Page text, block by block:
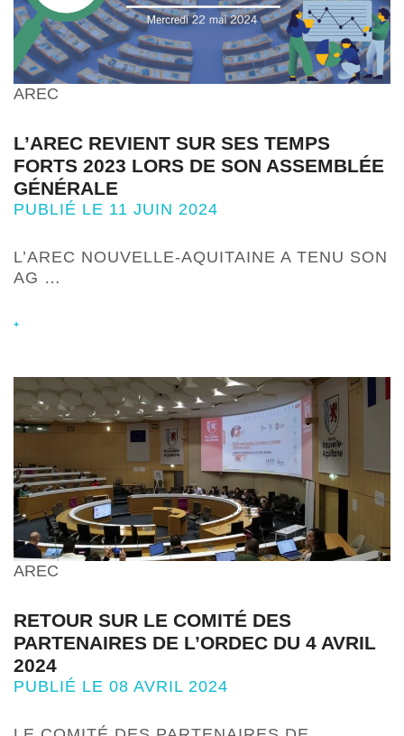
AREC
L’AREC REVIENT SUR SES TEMPS
FORTS 2023 LORS DE SON ASSEMBLÉE
GÉNÉRALE
PUBLIÉ LE 11 JUIN 2024
L’AREC NOUVELLE-AQUITAINE A TENU SON
AG …
+
AREC
RETOUR SUR LE COMITÉ DES
PARTENAIRES DE L’ORDEC DU 4 AVRIL
2024
PUBLIÉ LE 08 AVRIL 2024